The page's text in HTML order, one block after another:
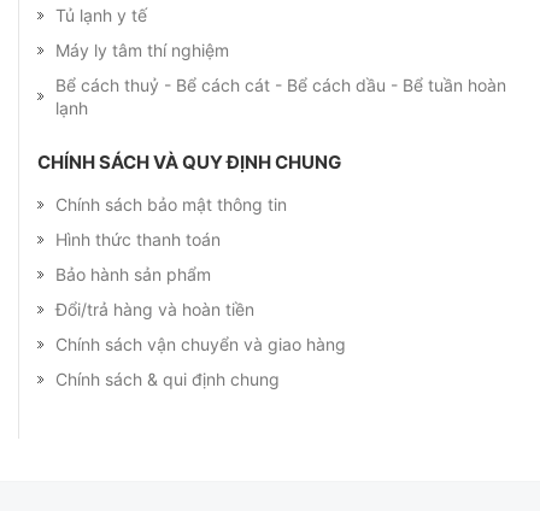
Tủ lạnh y tế
Máy ly tâm thí nghiệm
Bể cách thuỷ - Bể cách cát - Bể cách dầu - Bể tuần hoàn
lạnh
CHÍNH SÁCH VÀ QUY ĐỊNH CHUNG
Chính sách bảo mật thông tin
Hình thức thanh toán
Bảo hành sản phẩm
Đổi/trả hàng và hoàn tiền
Chính sách vận chuyển và giao hàng
Chính sách & qui định chung